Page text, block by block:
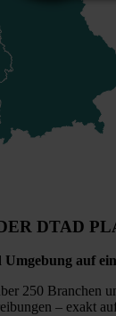
DTAD
Umgebung auf
250 Branchen
– exakt